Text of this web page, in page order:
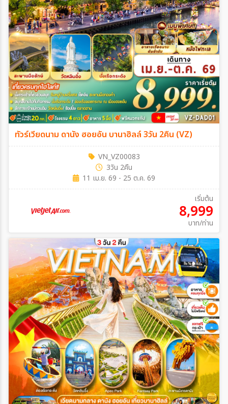
ทัวร์เวียดนาม ดานัง ฮอยอัน บานาฮิลล์ 3วัน 2คืน (VZ)
VN_VZ00083
3วัน 2คืน
11 เม.ย. 69 - 25 ต.ค. 69
เริ่มต้น
8,999
บาท/ท่าน